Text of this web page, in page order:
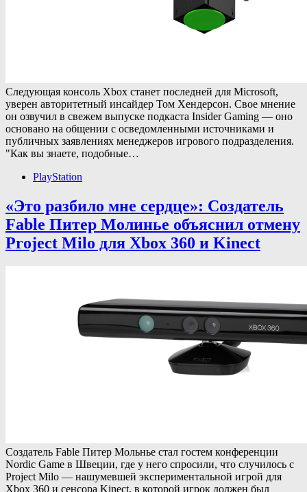
Следующая консоль Xbox станет последней для Microsoft,
уверен авторитетный инсайдер Том Хендерсон. Свое мнение
он озвучил в свежем выпуске подкаста Insider Gaming — оно
основано на общении с осведомленными источниками и
публичных заявлениях менеджеров игрового подразделения.
"Как вы знаете, подобные…
PlayStation
«Это разбило мне сердце»: Создатель
Fable Питер Молинье объяснил отмену
Project Milo для Xbox 360 и Kinect
Создатель Fable Питер Мольнье стал гостем конференции
Nordic Game в Швеции, где у него спросили, что случилось с
Project Milo — нашумевшей экспериментальной игрой для
Xbox 360 и сенсора Kinect, в которой игрок должен был